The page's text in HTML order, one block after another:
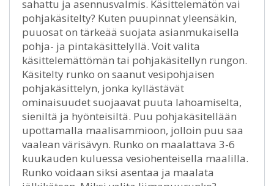
sahattu ja asennusvalmis. Käsittelemätön vai
pohjakäsitelty? Kuten puupinnat yleensäkin,
puuosat on tärkeää suojata asianmukaisella
pohja- ja pintakäsittelyllä. Voit valita
käsittelemättömän tai pohjakäsitellyn rungon.
Käsitelty runko on saanut vesipohjaisen
pohjakäsittelyn, jonka kyllästävät
ominaisuudet suojaavat puuta lahoamiselta,
sieniltä ja hyönteisiltä. Puu pohjakäsitellään
upottamalla maalisammioon, jolloin puu saa
vaalean värisävyn. Runko on maalattava 3-6
kuukauden kuluessa vesiohenteisella maalilla.
Runko voidaan siksi asentaa ja maalata